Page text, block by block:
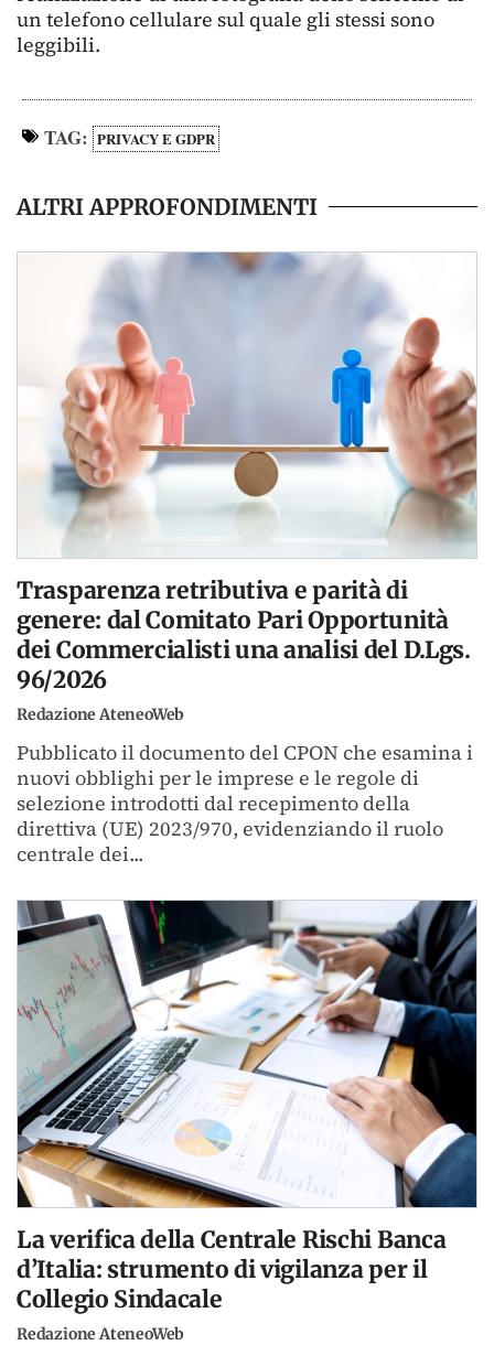
un telefono cellulare sul quale gli stessi sono
leggibili.
TAG: PRIVACY E GDPR
ALTRI APPROFONDIMENTI
Trasparenza retributiva e parità di
genere: dal Comitato Pari Opportunità
dei Commercialisti una analisi del D.Lgs.
96/2026
Redazione AteneoWeb
Pubblicato il documento del CPON che esamina i
nuovi obblighi per le imprese e le regole di
selezione introdotti dal recepimento della
direttiva (UE) 2023/970, evidenziando il ruolo
centrale dei...
La verifica della Centrale Rischi Banca
d’Italia: strumento di vigilanza per il
Collegio Sindacale
Redazione AteneoWeb